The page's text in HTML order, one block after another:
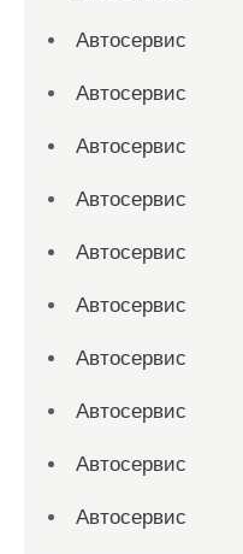
Автосервис
Автосервис
Автосервис
Автосервис
Автосервис
Автосервис
Автосервис
Автосервис
Автосервис
Автосервис